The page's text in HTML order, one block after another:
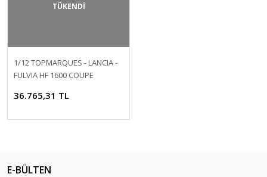
TÜKENDİ
1/12 TOPMARQUES - LANCIA -
FULVIA HF 1600 COUPE
36.765,31 TL
E-BÜLTEN